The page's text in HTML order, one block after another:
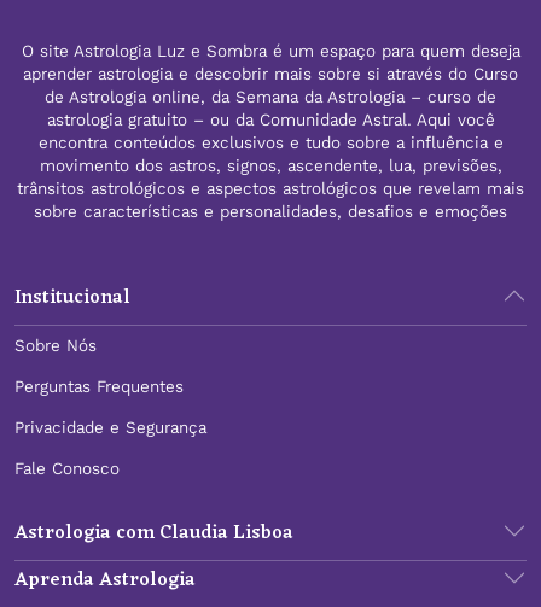
O site Astrologia Luz e Sombra é um espaço para quem deseja
aprender astrologia e descobrir mais sobre si através do Curso
de Astrologia online, da Semana da Astrologia – curso de
astrologia gratuito – ou da Comunidade Astral. Aqui você
encontra conteúdos exclusivos e tudo sobre a influência e
movimento dos astros, signos, ascendente, lua, previsões,
trânsitos astrológicos e aspectos astrológicos que revelam mais
sobre características e personalidades, desafios e emoções
Institucional
Sobre Nós
Perguntas Frequentes
Privacidade e Segurança
Fale Conosco
Astrologia com Claudia Lisboa
Aprenda Astrologia